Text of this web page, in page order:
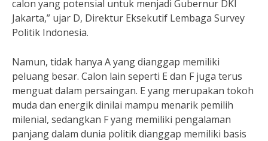
calon yang potensial untuk menjadi Gubernur DKI
Jakarta,” ujar D, Direktur Eksekutif Lembaga Survey
Politik Indonesia.
Namun, tidak hanya A yang dianggap memiliki
peluang besar. Calon lain seperti E dan F juga terus
menguat dalam persaingan. E yang merupakan tokoh
muda dan energik dinilai mampu menarik pemilih
milenial, sedangkan F yang memiliki pengalaman
panjang dalam dunia politik dianggap memiliki basis